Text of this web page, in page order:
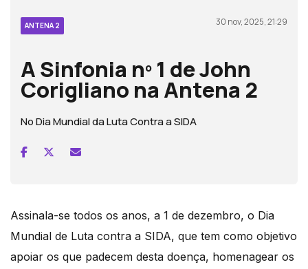
ANTENA 2 30 nov, 2025, 21:29
A Sinfonia nº 1 de John
Corigliano na Antena 2
No Dia Mundial da Luta Contra a SIDA
Assinala-se todos os anos, a 1 de dezembro, o Dia
Mundial de Luta contra a SIDA, que tem como objetivo
apoiar os que padecem desta doença, homenagear os